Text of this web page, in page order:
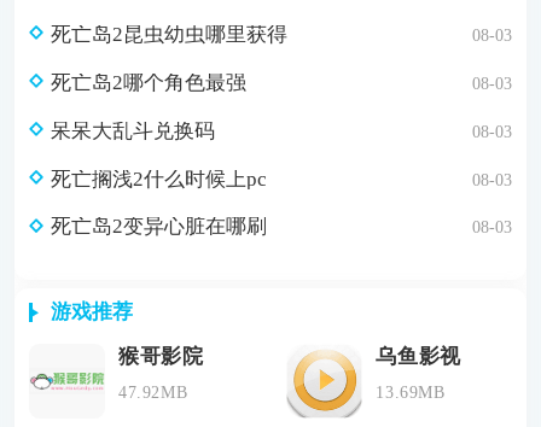
死亡岛2昆虫幼虫哪里获得 08-03
死亡岛2哪个角色最强 08-03
呆呆大乱斗兑换码 08-03
死亡搁浅2什么时候上pc 08-03
死亡岛2变异心脏在哪刷 08-03
游戏推荐
猴哥影院
47.92MB
乌鱼影视
13.69MB